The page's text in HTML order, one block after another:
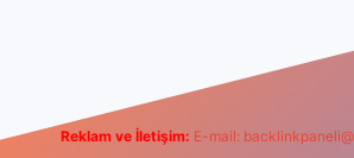
Reklam ve İletişim: E-mail: